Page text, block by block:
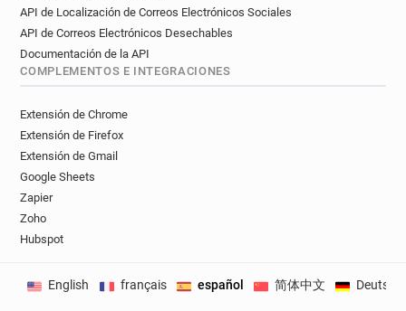
API de Localización de Correos Electrónicos Sociales
API de Correos Electrónicos Desechables
Documentación de la API
COMPLEMENTOS E INTEGRACIONES
Extensión de Chrome
Extensión de Firefox
Extensión de Gmail
Google Sheets
Zapier
Zoho
Hubspot
English français español 简体中文 Deutsch